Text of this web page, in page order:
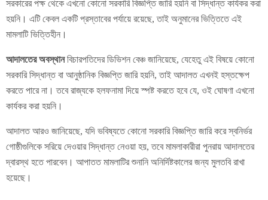
সরকারের পক্ষ থেকে এখনো কোনো সরকারি বিজ্ঞপ্তি জারি হয়নি বা সিদ্ধান্ত কার্যকর করা
হয়নি। এটি কেবল একটি প্রস্তাবের পর্যায়ে রয়েছে, তাই অনুমানের ভিত্তিতে এই
মামলাটি ভিত্তিহীন।
আদালতের অবস্থানবিচারপতিদের ডিভিশন বেঞ্চ জানিয়েছে, যেহেতু এই বিষয়ে কোনো
সরকারি সিদ্ধান্ত বা আনুষ্ঠানিক বিজ্ঞপ্তি জারি হয়নি, তাই আদালত এখনই হস্তক্ষেপ
করতে পারে না। তবে রাজ্যকে হলফনামা দিয়ে স্পষ্ট করতে হবে যে, ওই ঘোষণা এখনো
কার্যকর করা হয়নি।
আদালত আরও জানিয়েছে, যদি ভবিষ্যতে কোনো সরকারি বিজ্ঞপ্তি জারি করে স্বনির্ভর
গোষ্ঠীগুলিকে সরিয়ে দেওয়ার সিদ্ধান্ত নেওয়া হয়, তবে মামলাকারীরা পুনরায় আদালতের
দ্বারস্থ হতে পারবেন। আপাতত মামলাটির শুনানি অনির্দিষ্টকালের জন্য মুলতবি রাখা
হয়েছে।